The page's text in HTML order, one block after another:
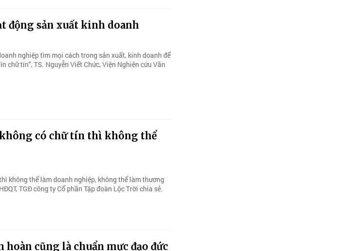
động sản xuất kinh doanh
nghiệp tìm mọi cách trong sản xuất, kinh doanh để
chữ tín", TS. Nguyễn Viết Chức, Viện Nghiên cứu Văn
có chữ tín thì không thể
không thể làm doanh nghiệp, không thể làm thương
TGĐ công ty Cổ phần Tập đoàn Lộc Trời chia sẻ.
cũng là chuẩn mực đạo đức